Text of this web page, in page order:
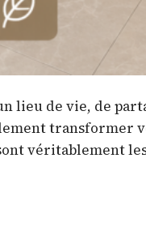
lieu de vie, de
transformer
véritablement les